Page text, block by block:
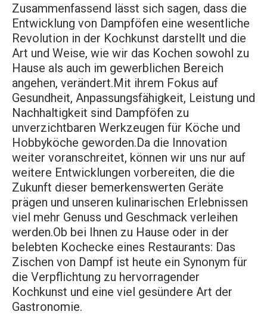
Zusammenfassend lässt sich sagen, dass die
Entwicklung von Dampföfen eine wesentliche
Revolution in der Kochkunst darstellt und die
Art und Weise, wie wir das Kochen sowohl zu
Hause als auch im gewerblichen Bereich
angehen, verändert.Mit ihrem Fokus auf
Gesundheit, Anpassungsfähigkeit, Leistung und
Nachhaltigkeit sind Dampföfen zu
unverzichtbaren Werkzeugen für Köche und
Hobbyköche geworden.Da die Innovation
weiter voranschreitet, können wir uns nur auf
weitere Entwicklungen vorbereiten, die die
Zukunft dieser bemerkenswerten Geräte
prägen und unseren kulinarischen Erlebnissen
viel mehr Genuss und Geschmack verleihen
werden.Ob bei Ihnen zu Hause oder in der
belebten Kochecke eines Restaurants: Das
Zischen von Dampf ist heute ein Synonym für
die Verpflichtung zu hervorragender
Kochkunst und eine viel gesündere Art der
Gastronomie.